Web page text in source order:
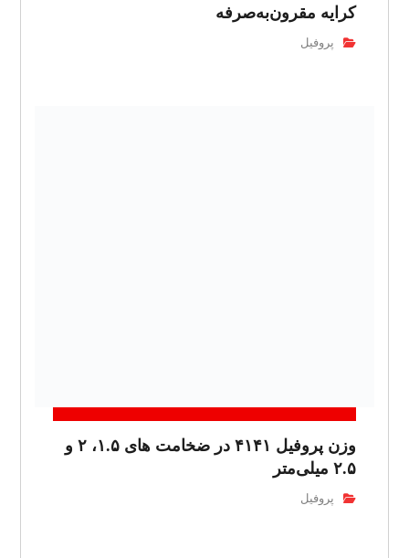
کرایه مقرون‌به‌صرفه
پروفیل
وزن پروفیل ۴۱۴۱ در ضخامت های ۱.۵، ۲ و
۲.۵ میلی‌متر
پروفیل